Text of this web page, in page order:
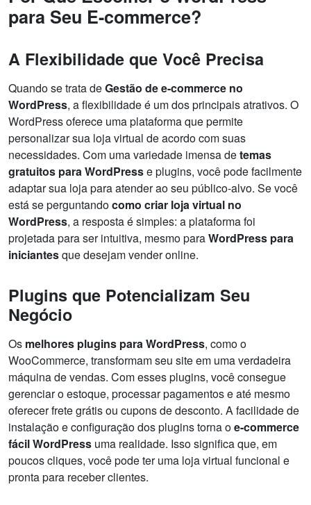
para Seu E-commerce?
A Flexibilidade que Você Precisa
Quando se trata deGestão de e-commerce no
WordPress, a flexibilidade é um dos principais atrativos. O
WordPress oferece uma plataforma que permite
personalizar sua loja virtual de acordo com suas
necessidades. Com uma variedade imensa detemas
gratuitos para WordPresse plugins, você pode facilmente
adaptar sua loja para atender ao seu público-alvo. Se você
está se perguntandocomo criar loja virtual no
WordPress, a resposta é simples: a plataforma foi
projetada para ser intuitiva, mesmo paraWordPress para
iniciantesque desejam vender online.
Plugins que Potencializam Seu
Negócio
Os melhores plugins para WordPress, como o
WooCommerce, transformam seu site em uma verdadeira
máquina de vendas. Com esses plugins, você consegue
gerenciar o estoque, processar pagamentos e até mesmo
oferecer frete grátis ou cupons de desconto. A facilidade de
instalação e configuração dos plugins torna oe-commerce
fácil WordPress uma realidade. Isso significa que, em
poucos cliques, você pode ter uma loja virtual funcional e
pronta para receber clientes.